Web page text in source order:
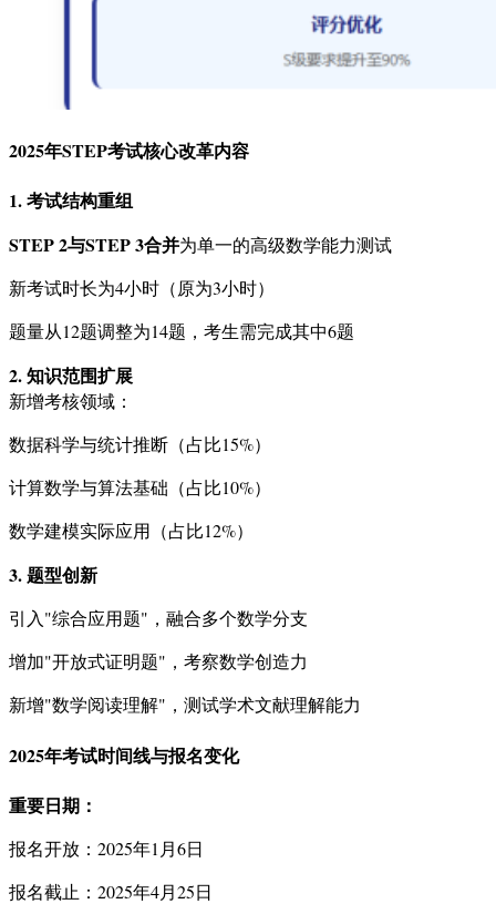
2025年STEP考试核心改革内容
1. 考试结构重组
STEP 2与STEP 3合并为单一的高级数学能力测试
新考试时长为4小时（原为3小时）
题量从12题调整为14题，考生需完成其中6题
2. 知识范围扩展
新增考核领域：
数据科学与统计推断（占比15%）
计算数学与算法基础（占比10%）
数学建模实际应用（占比12%）
3. 题型创新
引入"综合应用题"，融合多个数学分支
增加"开放式证明题"，考察数学创造力
新增"数学阅读理解"，测试学术文献理解能力
2025年考试时间线与报名变化
重要日期：
报名开放：2025年1月6日
报名截止：2025年4月25日